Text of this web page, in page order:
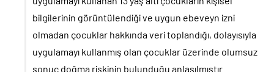
bilgilerinin görüntülendiği ve uygun ebeveyn izni
olmadan çocuklar hakkında veri toplandığı, dolayısıyla
uygulamayı kullanmış olan çocuklar üzerinde olumsuz
sonuç doğma riskinin bulunduğu anlaşılmıştır.